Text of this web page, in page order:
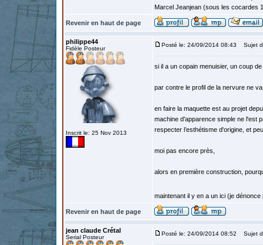
Marcel Jeanjean (sous les cocardes
Revenir en haut de page
philippe44
Fidèle Posteur
Inscrit le: 25 Nov 2013
Posté le: 24/09/2014 08:43 Sujet
si il a un copain menuisier, un coup
par contre le profil de la nervure ne
en faire la maquette est au projet
machine d'apparence simple ne l'est
respecter l’esthétisme d'origine, et
moi pas encore près,
alors en première construction,
maintenant il y en a un ici (je
Revenir en haut de page
jean claude Crétal
Serial Posteur
Posté le: 24/09/2014 08:52 Sujet